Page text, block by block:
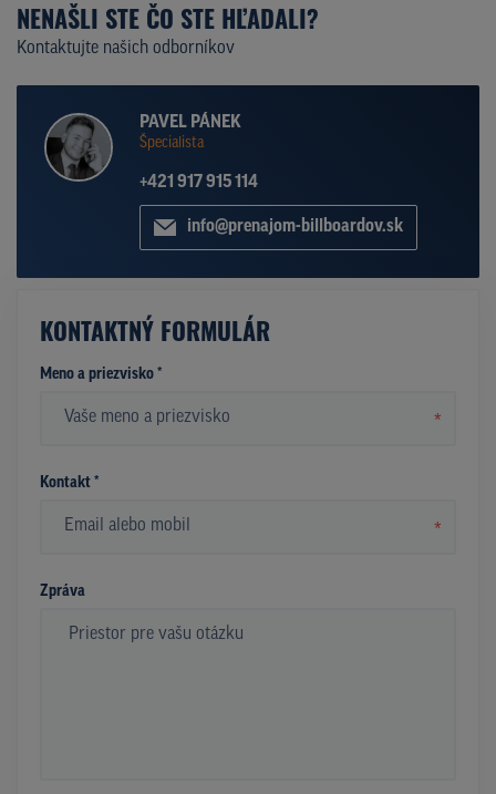
NENAŠLI STE ČO STE HĽADALI?
Kontaktujte našich odborníkov
PAVEL PÁNEK
Špecialista
+421 917 915 114
info@prenajom-billboardov.sk
KONTAKTNÝ FORMULÁR
Meno a priezvisko *
*
Kontakt *
*
Zpráva